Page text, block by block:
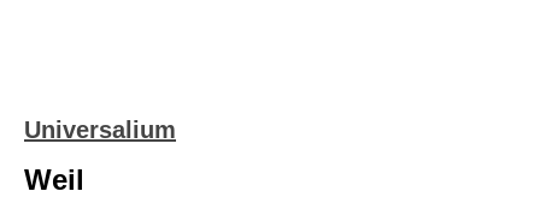
Universalium
Weil